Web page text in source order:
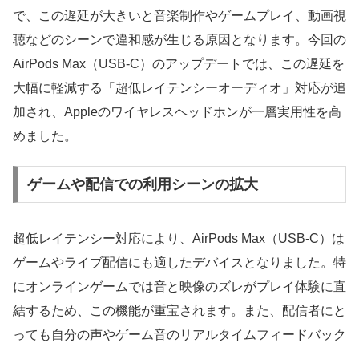
で、この遅延が大きいと音楽制作やゲームプレイ、動画視
聴などのシーンで違和感が生じる原因となります。今回の
AirPods Max（USB-C）のアップデートでは、この遅延を
大幅に軽減する「超低レイテンシーオーディオ」対応が追
加され、Appleのワイヤレスヘッドホンが一層実用性を高
めました。
ゲームや配信での利用シーンの拡大
超低レイテンシー対応により、AirPods Max（USB-C）は
ゲームやライブ配信にも適したデバイスとなりました。特
にオンラインゲームでは音と映像のズレがプレイ体験に直
結するため、この機能が重宝されます。また、配信者にと
っても自分の声やゲーム音のリアルタイムフィードバック